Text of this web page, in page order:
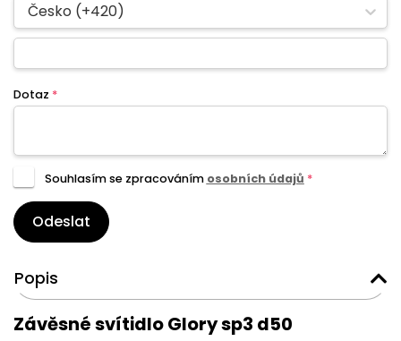
Česko (+420)
Dotaz *
Souhlasím se zpracováním osobních údajů *
Odeslat
Popis
Závěsné svítidlo Glory sp3 d50